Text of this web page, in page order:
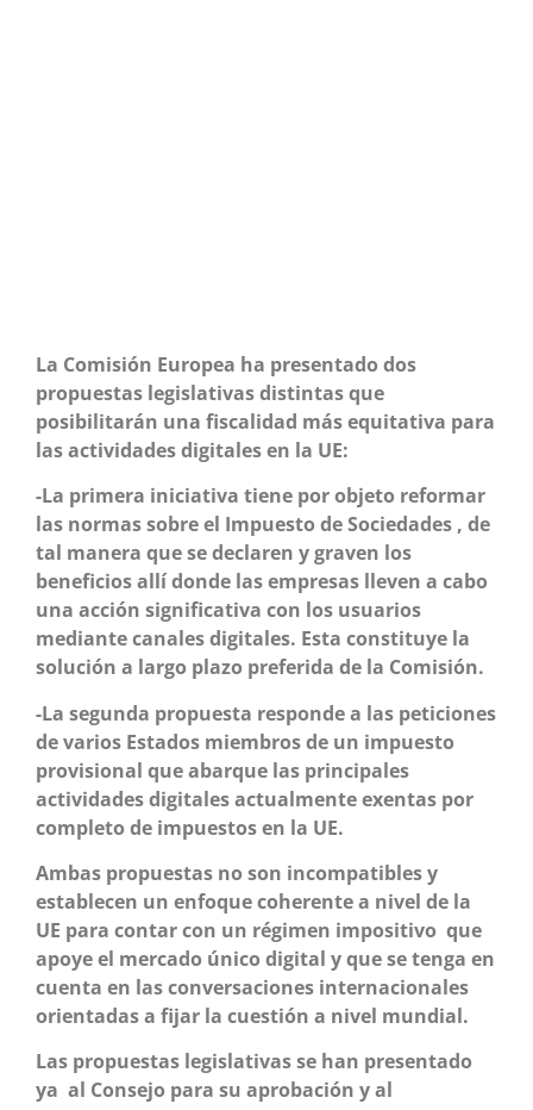
La Comisión Europea ha presentado dos
propuestas legislativas distintas que
posibilitarán una fiscalidad más equitativa para
las actividades digitales en la UE:
-La primera iniciativa tiene por objeto reformar
las normas sobre el Impuesto de Sociedades , de
tal manera que se declaren y graven los
beneficios allí donde las empresas lleven a cabo
una acción significativa con los usuarios
mediante canales digitales. Esta constituye la
solución a largo plazo preferida de la Comisión.
-La segunda propuesta responde a las peticiones
de varios Estados miembros de un impuesto
provisional que abarque las principales
actividades digitales actualmente exentas por
completo de impuestos en la UE.
Ambas propuestas no son incompatibles y
establecen un enfoque coherente a nivel de la
UE para contar con un régimen impositivo que
apoye el mercado único digital y que se tenga en
cuenta en las conversaciones internacionales
orientadas a fijar la cuestión a nivel mundial.
Las propuestas legislativas se han presentado
ya al Consejo para su aprobación y al